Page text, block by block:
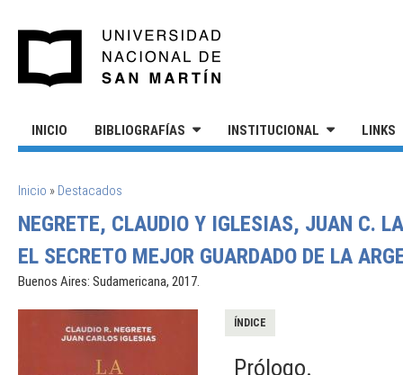
INICIO BIBLIOGRAFÍAS INSTITUCIONAL LINKS
SE ENCUENTRA USTED AQUÍ
Inicio » Destacados
NEGRETE, CLAUDIO Y IGLESIAS, JUAN C.
EL SECRETO MEJOR GUARDADO DE LA
Buenos Aires: Sudamericana, 2017.
ÍNDICE
Prólogo.